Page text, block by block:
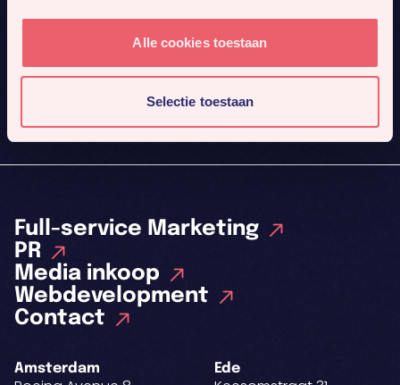
Alle cookies toestaan
Selectie toestaan
Meld je aan voor onze nieuwsbrief. Dan sturen we je
4x per jaar ons nieuwste werk en gaafste cases.
Full-service Marketing
PR
Media inkoop
Webdevelopment
Contact
Amsterdam Ede